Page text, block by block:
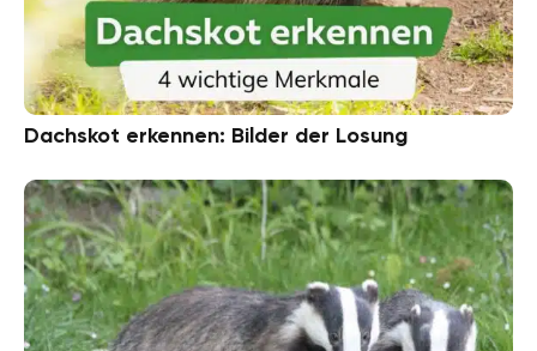
Dachskot erkennen: Bilder der Losung